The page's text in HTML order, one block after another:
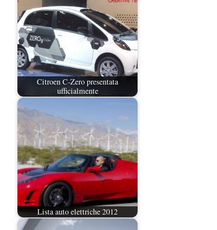
Citroen C-Zero presentata
ufficialmente
Lista auto elettriche 2012